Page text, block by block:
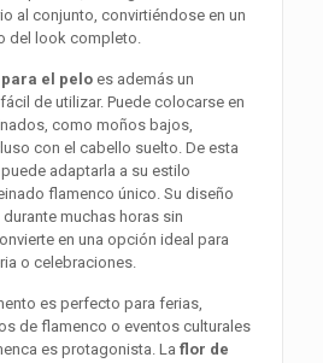
al conjunto, convirtiéndose en un
del look completo.
el pelo es además un
de utilizar. Puede colocarse en
como moños bajos,
con el cabello suelto. De esta
adaptarla a su estilo
flamenco único. Su diseño
muchas horas sin
en una opción ideal para
o celebraciones.
es perfecto para ferias,
de flamenco o eventos culturales
es protagonista. Laflor de